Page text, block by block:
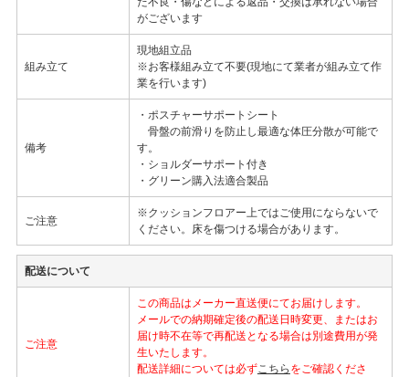
がございます
組み立て
現地組立品
※お客様組み立て不要(現地にて業者が組み立て作
業を行います)
備考
・ポスチャーサポートシート
骨盤の前滑りを防止し最適な体圧分散が可能で
す。
・ショルダーサポート付き
・グリーン購入法適合製品
ご注意
※クッションフロアー上ではご使用にならないで
ください。床を傷つける場合があります。
配送について
ご注意
この商品はメーカー直送便にてお届けします。
メールでの納期確定後の配送日時変更、またはお
届け時不在等で再配送となる場合は別途費用が発
生いたします。
配送詳細については必ずこちら をご確認くださ